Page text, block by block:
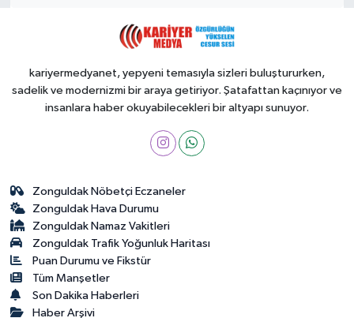
kariyermedyanet, yepyeni temasıyla sizleri buluştururken,
sadelik ve modernizmi bir araya getiriyor. Şatafattan kaçınıyor ve
insanlara haber okuyabilecekleri bir altyapı sunuyor.
Zonguldak Nöbetçi Eczaneler
Zonguldak Hava Durumu
Zonguldak Namaz Vakitleri
Zonguldak Trafik Yoğunluk Haritası
Puan Durumu ve Fikstür
Tüm Manşetler
Son Dakika Haberleri
Haber Arşivi